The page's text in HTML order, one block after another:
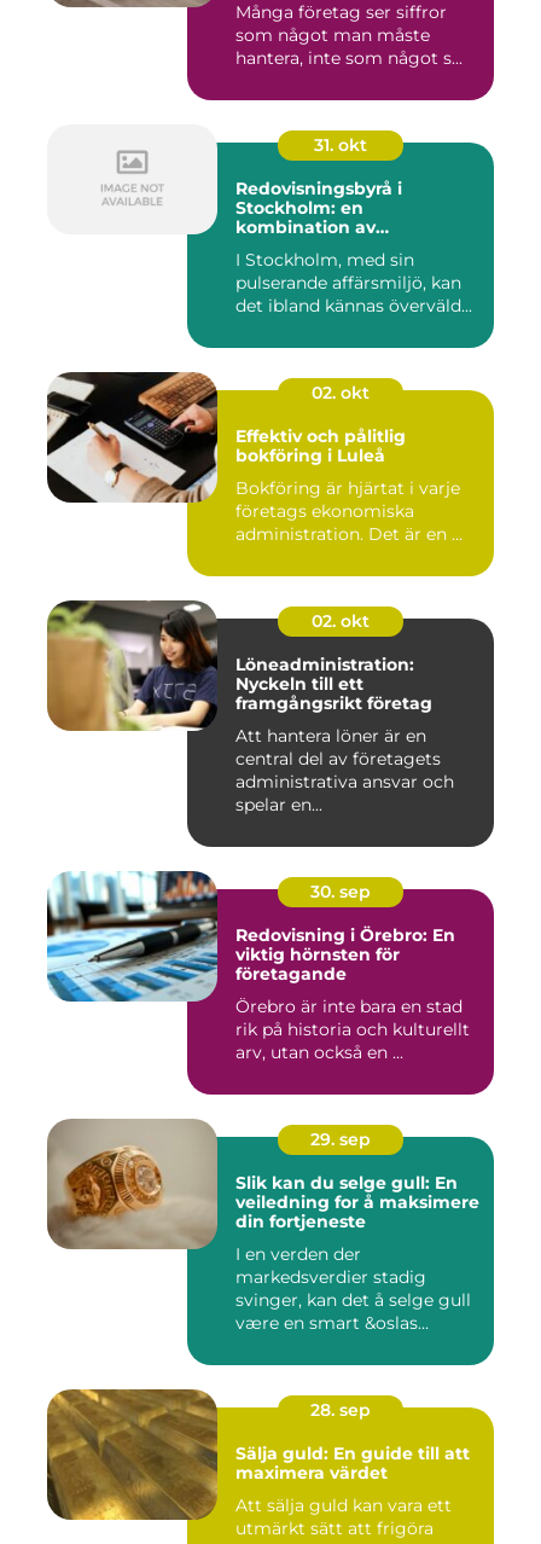
Många företag ser siffror
som något man måste
hantera, inte som något s...
31. okt
Redovisningsbyrå i
Stockholm: en
kombination av
personlig service
I Stockholm, med sin
pulserande affärsmiljö, kan
det ibland kännas överväld...
02. okt
Effektiv och pålitlig
bokföring i Luleå
Bokföring är hjärtat i varje
företags ekonomiska
administration. Det är en ...
02. okt
Löneadministration:
Nyckeln till ett
framgångsrikt företag
Att hantera löner är en
central del av företagets
administrativa ansvar och
spelar en...
30. sep
Redovisning i Örebro: En
viktig hörnsten för
företagande
Örebro är inte bara en stad
rik på historia och kulturellt
arv, utan också en ...
29. sep
Slik kan du selge gull: En
veiledning for å maksimere
din fortjeneste
I en verden der
markedsverdier stadig
svinger, kan det å selge gull
være en smart &oslas...
28. sep
Sälja guld: En guide till att
maximera värdet
Att sälja guld kan vara ett
utmärkt sätt att frigöra